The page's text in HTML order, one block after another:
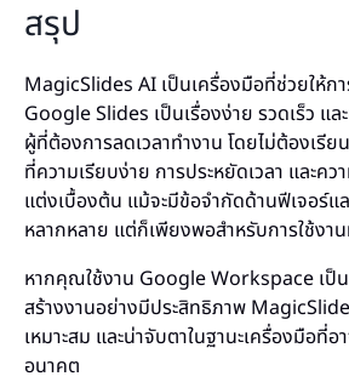
สรุป
MagicSlides AI เป็นเครื่องมือที่ช่วยให้ก
Google Slides เป็นเรื่องง่าย รวดเร็ว แล
ผู้ที่ต้องการลดเวลาทำงาน โดยไม่ต้องเรี
ที่ความเรียบง่าย การประหยัดเวลา และคว
แต่งเบื้องต้น แม้จะมีข้อจำกัดด้านฟีเจอร์แ
หลากหลาย แต่ก็เพียงพอสำหรับการใช้งา
หากคุณใช้งาน Google Workspace เป็น
สร้างงานอย่างมีประสิทธิภาพ
เหมาะสม และน่าจับตาในฐานะเครื่องมือที่
อนาคต